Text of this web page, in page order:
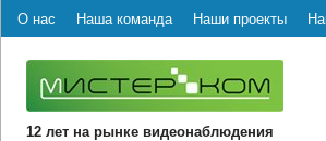
О нас Наша команда Наши проекты
12 лет на рынке видеонаблюдения